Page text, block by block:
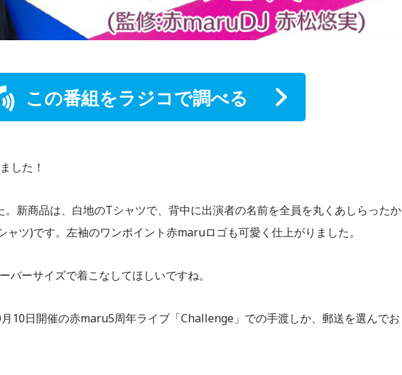
この番組をラジコで調べる
した！
新商品は、白地のTシャツで、背中に出演者の名前を全員を丸くあしらったか
ツ)です。左袖のワンポイント赤maruロゴも可愛く仕上がりました。
ーサイズで着こなしてほしいですね。
10日開催の赤maru5周年ライブ「Challenge」での手渡しか、郵送を選んでお